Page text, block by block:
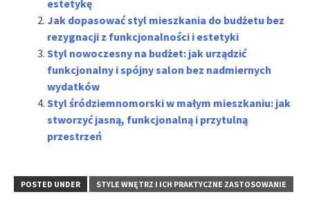
estetykę
Jak dopasować styl mieszkania do budżetu bez
rezygnacji z funkcjonalności i estetyki
Styl nowoczesny na budżet: jak urządzić
funkcjonalny i spójny salon bez nadmiernych
wydatków
Styl śródziemnomorski w małym mieszkaniu: jak
stworzyć jasną, funkcjonalną i przytulną
przestrzeń
POSTED UNDER STYLE WNĘTRZ I ICH PRAKTYCZNE ZASTOSOWANIE